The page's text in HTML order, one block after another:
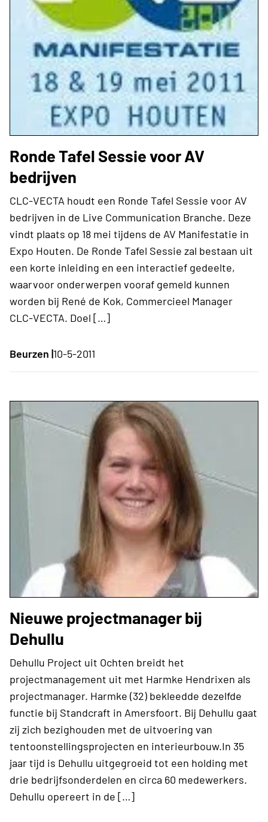
Ronde Tafel Sessie voor AV
bedrijven
CLC-VECTA houdt een Ronde Tafel Sessie voor AV
bedrijven in de Live Communication Branche. Deze
vindt plaats op 18 mei tijdens de AV Manifestatie in
Expo Houten. De Ronde Tafel Sessie zal bestaan uit
een korte inleiding en een interactief gedeelte,
waarvoor onderwerpen vooraf gemeld kunnen
worden bij René de Kok, Commercieel Manager
CLC-VECTA. Doel […]
Beurzen |10-5-2011
Nieuwe projectmanager bij
Dehullu
Dehullu Project uit Ochten breidt het
projectmanagement uit met Harmke Hendrixen als
projectmanager. Harmke (32) bekleedde dezelfde
functie bij Standcraft in Amersfoort. Bij Dehullu gaat
zij zich bezighouden met de uitvoering van
tentoonstellingsprojecten en interieurbouw.In 35
jaar tijd is Dehullu uitgegroeid tot een holding met
drie bedrijfsonderdelen en circa 60 medewerkers.
Dehullu opereert in de […]